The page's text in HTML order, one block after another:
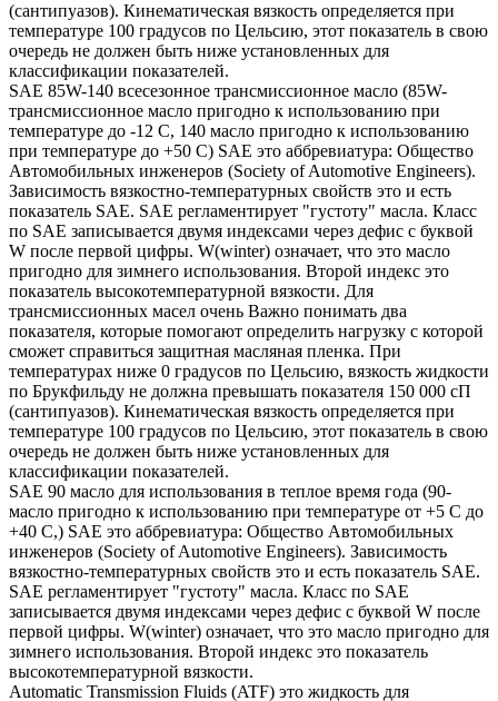
(сантипуазов). Кинематическая вязкость определяется при
температуре 100 градусов по Цельсию, этот показатель в свою
очередь не должен быть ниже установленных для
классификации показателей.
SAE 85W-140 всесезонное трансмиссионное масло (85W-
трансмиссионное масло пригодно к использованию при
температуре до -12 С, 140 масло пригодно к использованию
при температуре до +50 С) SAE это аббревиатура: Общество
Автомобильных инженеров (Society of Automotive Engineers).
Зависимость вязкостно-температурных свойств это и есть
показатель SAE. SAE регламентирует "густоту" масла. Класс
по SAE записывается двумя индексами через дефис с буквой
W после первой цифры. W(winter) означает, что это масло
пригодно для зимнего использования. Второй индекс это
показатель высокотемпературной вязкости. Для
трансмиссионных масел очень Важно понимать два
показателя, которые помогают определить нагрузку с которой
сможет справиться защитная масляная пленка. При
температурах ниже 0 градусов по Цельсию, вязкость жидкости
по Брукфильду не должна превышать показателя 150 000 сП
(сантипуазов). Кинематическая вязкость определяется при
температуре 100 градусов по Цельсию, этот показатель в свою
очередь не должен быть ниже установленных для
классификации показателей.
SAE 90 масло для использования в теплое время года (90-
масло пригодно к использованию при температуре от +5 С до
+40 С,) SAE это аббревиатура: Общество Автомобильных
инженеров (Society of Automotive Engineers). Зависимость
вязкостно-температурных свойств это и есть показатель SAE.
SAE регламентирует "густоту" масла. Класс по SAE
записывается двумя индексами через дефис с буквой W после
первой цифры. W(winter) означает, что это масло пригодно для
зимнего использования. Второй индекс это показатель
высокотемпературной вязкости.
Automatic Transmission Fluids (ATF) это жидкость для